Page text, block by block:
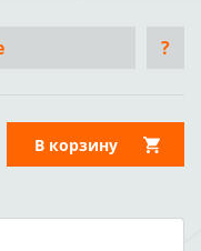
?
В корзину